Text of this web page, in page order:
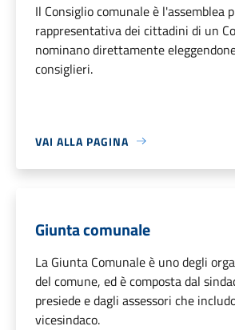
Il Consiglio comunale è l'assemblea
rappresentativa dei cittadini di un
nominano direttamente
consiglieri.
VAI ALLA PAGINA
Giunta comunale
La Giunta Comunale è uno degli
del comune, ed è composta dal
presiede e dagli assessori che
vicesindaco.